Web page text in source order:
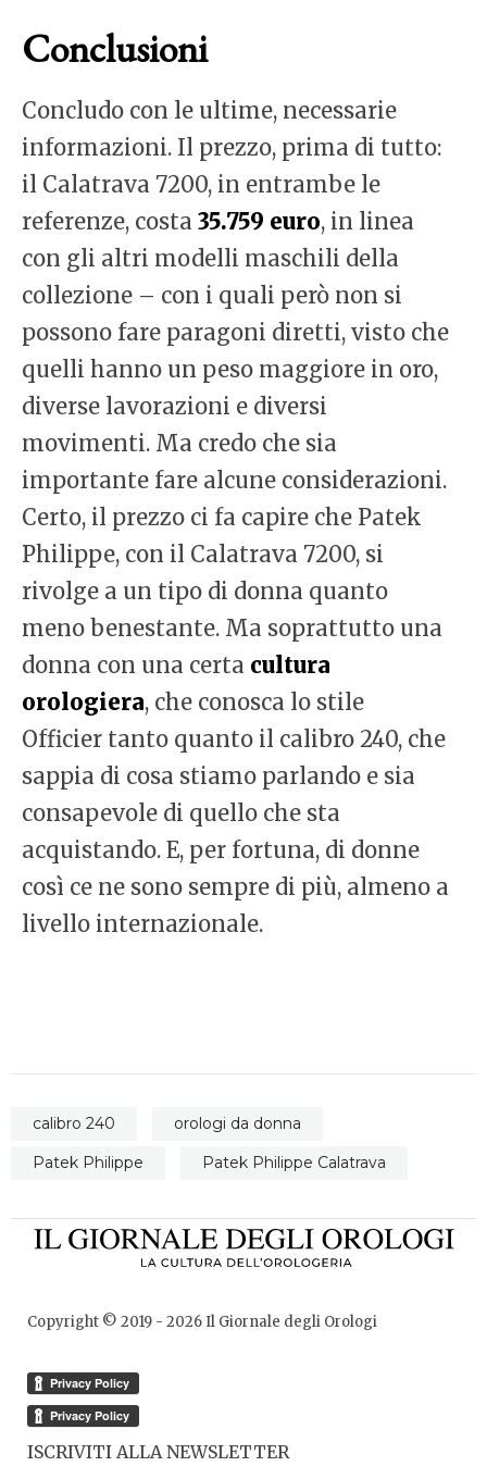
Conclusioni
Concludo con le ultime, necessarie
informazioni. Il prezzo, prima di tutto:
il Calatrava 7200, in entrambe le
referenze, costa 35.759 euro, in linea
con gli altri modelli maschili della
collezione – con i quali però non si
possono fare paragoni diretti, visto che
quelli hanno un peso maggiore in oro,
diverse lavorazioni e diversi
movimenti. Ma credo che sia
importante fare alcune considerazioni.
Certo, il prezzo ci fa capire che Patek
Philippe, con il Calatrava 7200, si
rivolge a un tipo di donna quanto
meno benestante. Ma soprattutto una
donna con una certa cultura
orologiera, che conosca lo stile
Officier tanto quanto il calibro 240, che
sappia di cosa stiamo parlando e sia
consapevole di quello che sta
acquistando. E, per fortuna, di donne
così ce ne sono sempre di più, almeno a
livello internazionale.
calibro 240
orologi da donna
Patek Philippe
Patek Philippe Calatrava
Copyright © 2019 - 2026Il Giornale degli Orologi
ISCRIVITI ALLA NEWSLETTER